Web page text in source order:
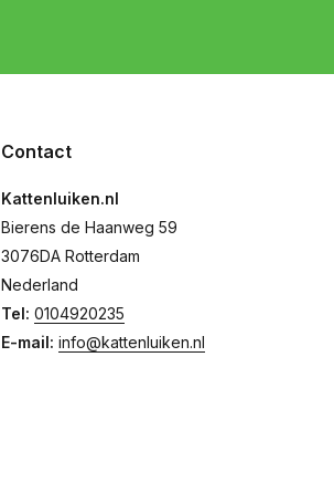
Contact
Kattenluiken.nl
Bierens de Haanweg 59
3076DA Rotterdam
Nederland
Tel: 0104920235
E-mail: info@kattenluiken.nl